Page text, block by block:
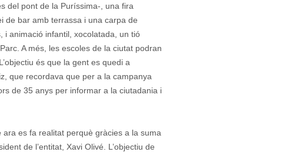
del pont de la Puríssima-, una fira
de bar amb terrassa i una carpa de
i animació infantil, xocolatada, un tió
A més, les escoles de la ciutat podran
és que la gent es quedi a
que recordava que per a la campanya
de 35 anys per informar a la ciutadania i
es fa realitat perquè gràcies a la suma
de l’entitat, Xavi Olivé. L’objectiu de